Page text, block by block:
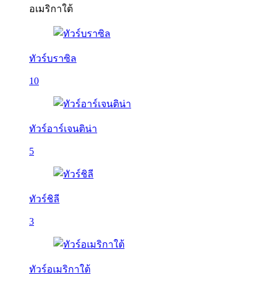
อเมริกาใต้
ทัวร์บราซิล
10
ทัวร์อาร์เจนติน่า
5
ทัวร์ชิลี
3
ทัวร์อเมริกาใต้